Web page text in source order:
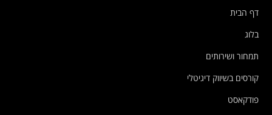
דף הבית
בלוג
תמחור ושירותים
קורסים בשיווק דיגיטלי
פודקאסט